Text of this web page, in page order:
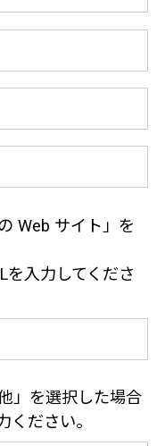
Web サイト」を
を入力してくださ
」を選択した場合
ください。